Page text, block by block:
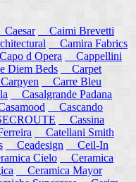
Caesar
Caimi Brevetti
Camira Fabrics
d Opera
Cappellini
Diem Beds
Carpet
Carre Bleu
Casalgrande Padana
Cascando
Cassina
Catellani Smith
Ceadesign
Ceil-In
Cielo
Ceramica
Ceramica Mayor